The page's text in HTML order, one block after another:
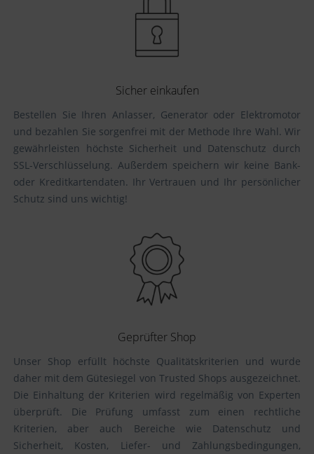
Sicher einkaufen
Bestellen Sie Ihren Anlasser, Generator oder Elektromotor
und bezahlen Sie sorgenfrei mit der Methode Ihre Wahl. Wir
gewährleisten höchste Sicherheit und Datenschutz durch
SSL-Verschlüsselung. Außerdem speichern wir keine Bank-
oder Kreditkartendaten. Ihr Vertrauen und Ihr persönlicher
Schutz sind uns wichtig!
Geprüfter Shop
Unser Shop erfüllt höchste Qualitätskriterien und wurde
daher mit dem Gütesiegel von Trusted Shops ausgezeichnet.
Die Einhaltung der Kriterien wird regelmäßig von Experten
überprüft. Die Prüfung umfasst zum einen rechtliche
Kriterien, aber auch Bereiche wie Datenschutz und
Sicherheit, Kosten, Liefer- und Zahlungsbedingungen,